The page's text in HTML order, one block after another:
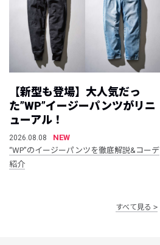
【新型も登場】大人気だっ
た”WP”イージーパンツがリニ
ューアル！
2026.08.08
NEW
“WP”のイージーパンツを徹底解説&コーデ
紹介
すべて見る